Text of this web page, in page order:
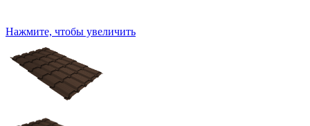
Нажмите, чтобы увеличить